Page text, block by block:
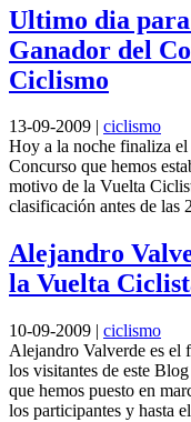
Ultimo dia
Ganador del
Ciclismo
13-09-2009 | ciclismo
Hoy a la noche finaliza
Concurso que hemos
motivo de la Vuelta
clasificación antes de las
Alejandro
la Vuelta
10-09-2009 | ciclismo
Alejandro Valverde es el
los visitantes de este
que hemos puesto en
los participantes y hasta